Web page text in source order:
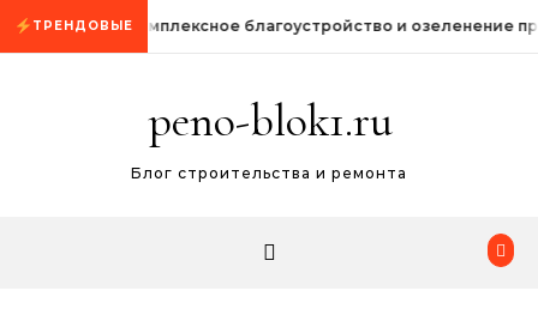
Промотать к содержимому
ТРЕНДОВЫЕКомплексное благоустройство и озеленение
peno-blok1.ru
Блог строительства и ремонта